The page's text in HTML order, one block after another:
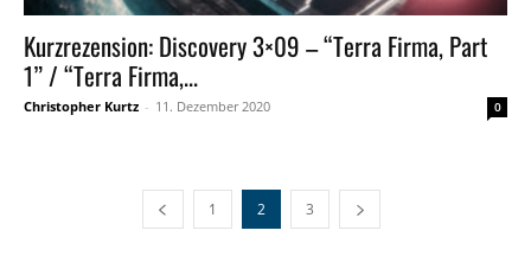
Kurzrezension: Discovery 3×09 – “Terra Firma, Part
1” / “Terra Firma,...
Christopher Kurtz - 11. Dezember 2020 0
1 2 3